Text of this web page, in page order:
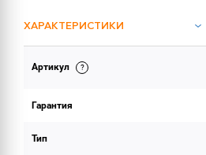
ХАРАКТЕРИСТИКИ
ОБЪЕМ ПОСТАВКИ
Артикул
Гарантия
Тип